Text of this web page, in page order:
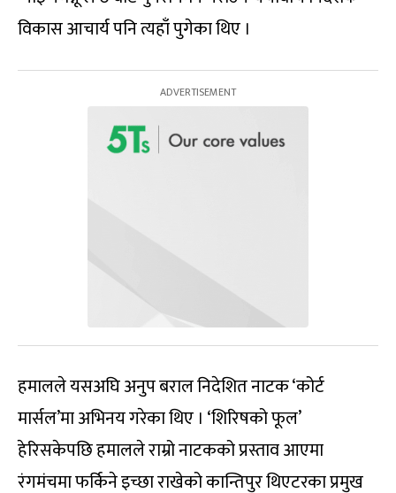
विकास आचार्य पनि त्यहाँ पुगेका थिए ।
हमालले यसअघि अनुप बराल निदेशित नाटक ‘कोर्ट
मार्सल’मा अभिनय गरेका थिए । ‘शिरिषको फूल’
हेरिसकेपछि हमालले राम्रो नाटकको प्रस्ताव आएमा
रंगमंचमा फर्किने इच्छा राखेको कान्तिपुर थिएटरका प्रमुख